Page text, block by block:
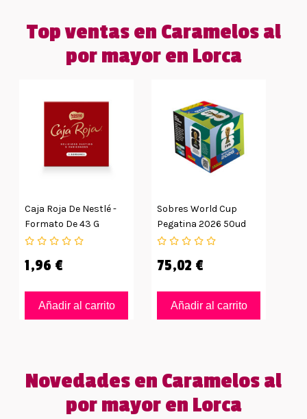
Top ventas en Caramelos al
por mayor en Lorca
Caja Roja De Nestlé -
Formato De 43 G
1,96 €
Añadir al carrito
Sobres World Cup
Pegatina 2026 50ud
75,02 €
Añadir al carrito
Novedades en Caramelos al
por mayor en Lorca